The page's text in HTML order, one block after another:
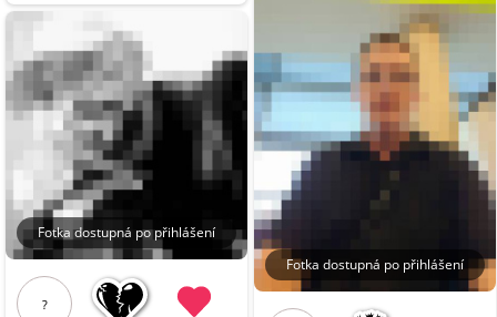
Fotka dostupná po přihlášení
?
Fotka dostupná po přihlášení